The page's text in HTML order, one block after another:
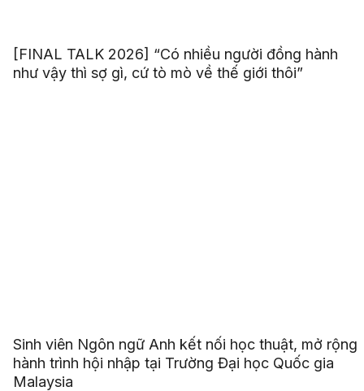
[FINAL TALK 2026] “Có nhiều người đồng hành
như vậy thì sợ gì, cứ tò mò về thế giới thôi”
Sinh viên Ngôn ngữ Anh kết nối học thuật, mở rộng
hành trình hội nhập tại Trường Đại học Quốc gia
Malaysia